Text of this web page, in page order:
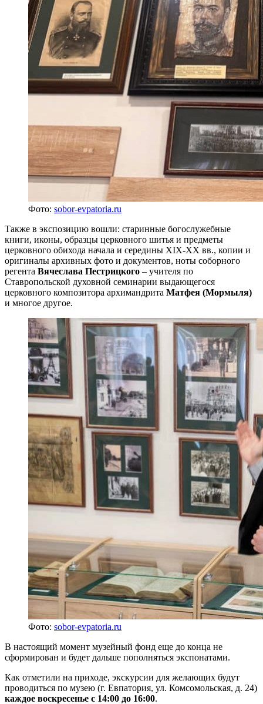
Фото: sobor-evpatoria.ru
Также в экспозицию вошли: старинные богослужебные
книги, иконы, образцы церковного шитья и предметы
церковного обихода начала и середины XIX-XX вв., копии и
оригиналы архивных фото и документов, ноты соборного
регента Вячеслава Пестрицкого – учителя по
Ставропольской духовной семинарии выдающегося
церковного композитора архимандрита Матфея (Мормыля)
и многое другое.
Фото: sobor-evpatoria.ru
В настоящий момент музейный фонд еще до конца не
сформирован и будет дальше пополняться экспонатами.
Как отметили на приходе, экскурсии для желающих будут
проводиться по музею (г. Евпатория, ул. Комсомольская, д. 24)
каждое воскресенье с 14:00 до 16:00.